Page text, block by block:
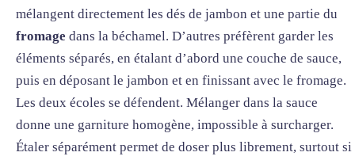
mélangent directement les dés de jambon et une partie du
fromage dans la béchamel. D’autres préfèrent garder les
éléments séparés, en étalant d’abord une couche de sauce,
puis en déposant le jambon et en finissant avec le fromage.
Les deux écoles se défendent. Mélanger dans la sauce
donne une garniture homogène, impossible à surcharger.
Étaler séparément permet de doser plus librement, surtout si